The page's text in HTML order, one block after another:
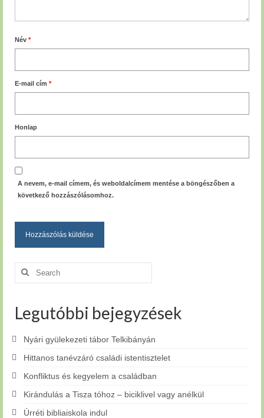
Név *
E-mail cím *
Honlap
A nevem, e-mail címem, és weboldalcímem mentése a böngészőben a
következő hozzászólásomhoz.
Search
for:
Legutóbbi bejegyzések
Nyári gyülekezeti tábor Telkibányán
Hittanos tanévzáró családi istentisztelet
Konfliktus és kegyelem a családban
Kirándulás a Tisza tóhoz – biciklivel vagy anélkül
Úrréti bibliaiskola indul